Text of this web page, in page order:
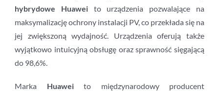
hybrydowe Huaweito urządzenia pozwalające na
maksymalizację ochrony instalacji PV, co przekłada się na
jej zwiększoną wydajność. Urządzenia oferują także
wyjątkowo intuicyjną obsługę oraz sprawność sięgającą
do 98,6%.
Marka Huaweito międzynarodowy producent